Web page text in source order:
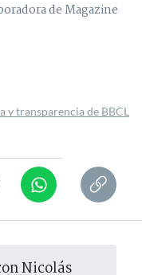
de Magazine
y transparencia de BBCL